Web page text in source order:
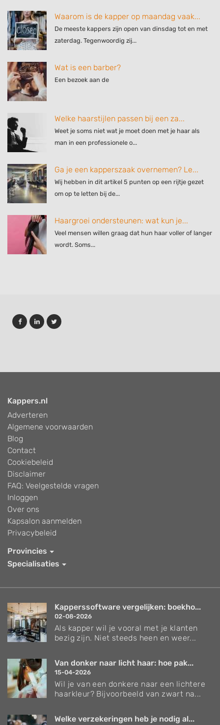
Waarom is de kapper op maandag vaak...
De meeste kappers zijn open van dinsdag tot en met
zaterdag. Tegenwoordig zij...
Wat is een barber?
Een bezoek aan de
Welke haarstijlen passen bij een za...
Weet je soms niet wat je moet doen met je haar als
man in een professionele o...
Ga je een kapperszaak overnemen? Le...
Wij hebben in dit artikel 5 punten op een rijtje gezet
om op te letten bij de...
Haargroei ondersteunen: wat kun je...
Veel mensen willen graag dat hun haar voller of langer
wordt. Soms...
Kappers.nl
Adverteren
Algemene voorwaarden
Blog
Contact
Cookiebeleid
Disclaimer
FAQ: Veelgestelde vragen
Inloggen
Over ons
Kapsalon aanmelden
Privacybeleid
Provincies
Specialisaties
Kapperssoftware vergelijken: boekho...
02-08-2026
Als kapper wil je vooral met je klanten
bezig zijn. Niet steeds heen en weer...
Van donker naar licht haar: hoe pak...
15-04-2026
Wil je van een donkere naar een lichtere
haarkleur? Bijvoorbeeld van zwart na...
Welke verzekeringen heb je nodig al...